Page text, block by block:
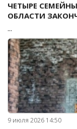
ЧЕТЫРЕ
ОБЛАСТИ
...
9 июля 2026 14:50